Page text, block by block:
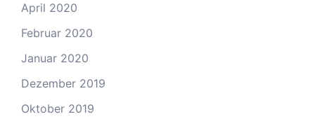
April 2020
Februar 2020
Januar 2020
Dezember 2019
Oktober 2019